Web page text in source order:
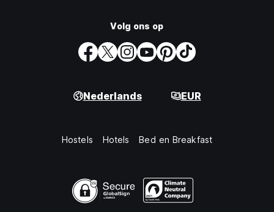
Volg ons op
Nederlands EUR
Hostels Hotels Bed en Breakfast